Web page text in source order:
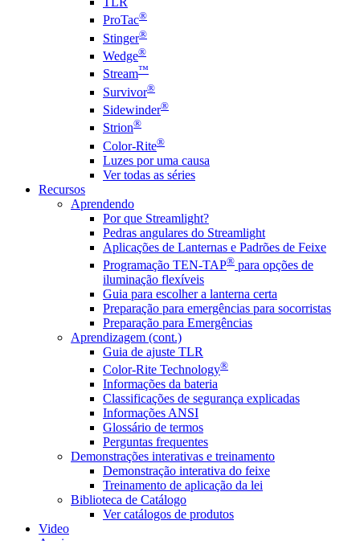
ProTac®
Stinger®
Wedge®
Stream™
Survivor®
Sidewinder®
Strion®
Color-Rite®
Luzes por uma causa
Ver todas as séries
Recursos
Aprendendo
Por que Streamlight?
Pedras angulares do Streamlight
Aplicações de Lanternas e Padrões de Feixe
Programação TEN-TAP® para opções de
iluminação flexíveis
Guia para escolher a lanterna certa
Preparação para emergências para socorristas
Preparação para Emergências
Aprendizagem (cont.)
Guia de ajuste TLR
Color-Rite Technology®
Informações da bateria
Classificações de segurança explicadas
Informações ANSI
Glossário de termos
Perguntas frequentes
Demonstrações interativas e treinamento
Demonstração interativa do feixe
Treinamento de aplicação da lei
Biblioteca de Catálogo
Ver catálogos de produtos
Video